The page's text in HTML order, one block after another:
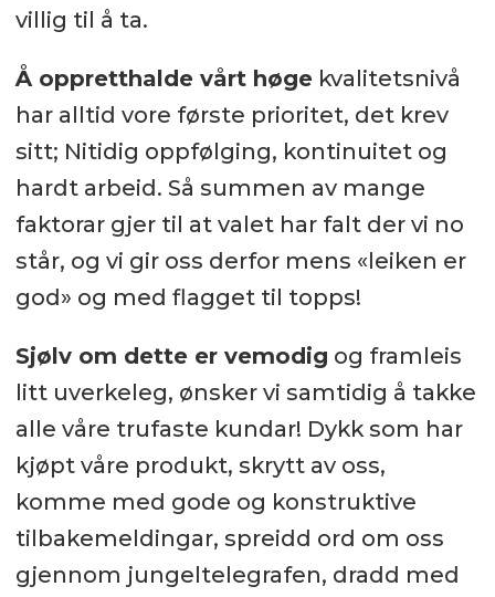
villig til å ta.
Å oppretthalde vårt høgekvalitetsnivå
har alltid vore første prioritet, det krev
sitt; Nitidig oppfølging, kontinuitet og
hardt arbeid. Så summen av mange
faktorar gjer til at valet har falt der vi no
står, og vi gir oss derfor mens «leiken er
god» og med flagget til topps!
Sjølv om dette er vemodig og framleis
litt uverkeleg, ønsker vi samtidig å takke
alle våre trufaste kundar! Dykk som har
kjøpt våre produkt, skrytt av oss,
komme med gode og konstruktive
tilbakemeldingar, spreidd ord om oss
gjennom jungeltelegrafen, dradd med